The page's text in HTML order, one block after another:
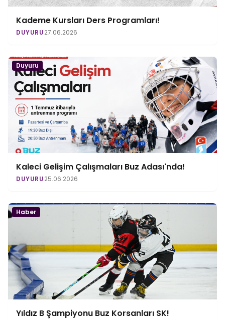
Kademe Kursları Ders Programları!
DUYURU27.06.2026
Duyuru
Kaleci Gelişim Çalışmaları Buz Adası'nda!
DUYURU25.06.2026
Haber
Yıldız B Şampiyonu Buz Korsanları SK!